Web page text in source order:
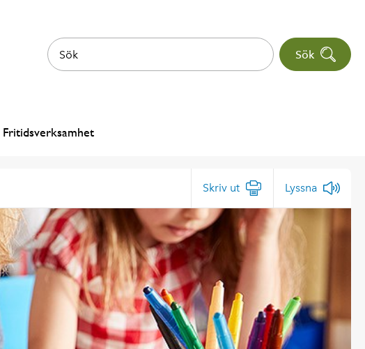
Sök
Fritidsverksamhet
Skriv ut Lyssna